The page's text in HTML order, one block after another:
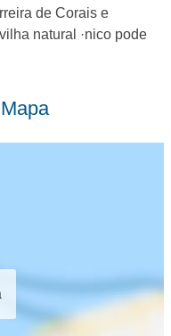
de Corais e
natural ·nico pode